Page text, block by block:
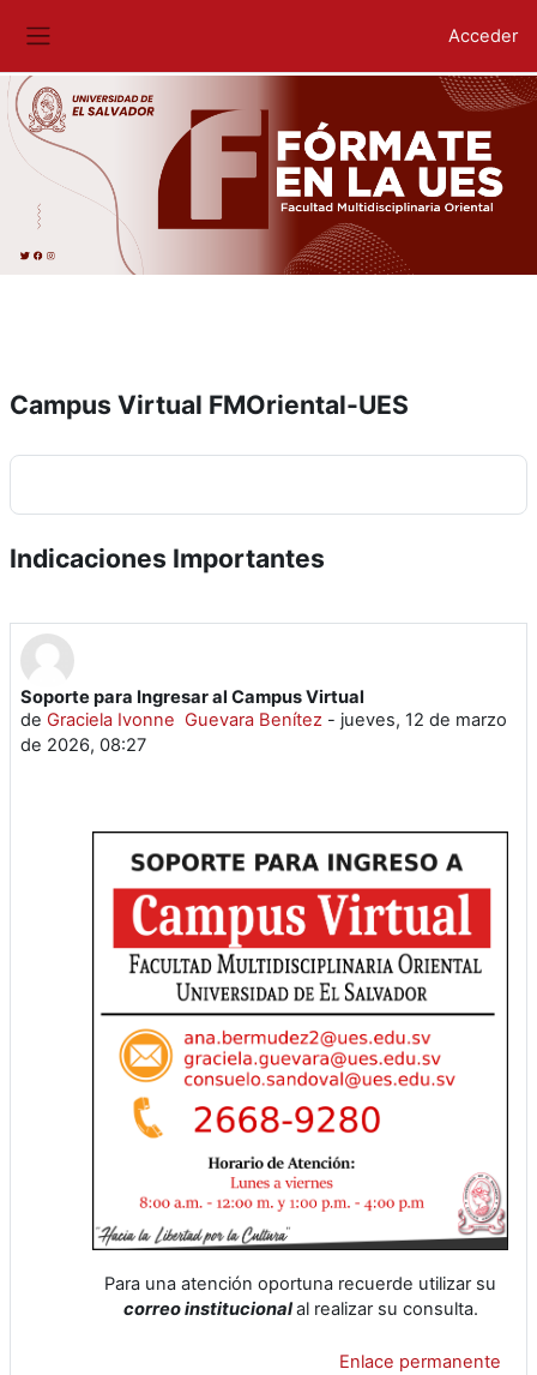
Acceder
Campus Virtual FMOriental-UES
Indicaciones Importantes
Soporte para Ingresar al Campus Virtual
de Graciela Ivonne Guevara Benítez - jueves, 12 de marzo
de 2026, 08:27
Para una atención oportuna recuerde utilizar su
correo institucionalal realizar su consulta.
Enlace permanente